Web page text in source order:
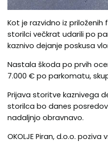
Kot je razvidno iz
storilci večkrat udarili po
kaznivo dejanje poskusa
Nastala škoda po prvih
7.000 € po parkomatu,
Prijava storitve kaznivega
storilca bo danes
nadaljnjo obravnavo.
OKOLJE Piran, d.o.o.